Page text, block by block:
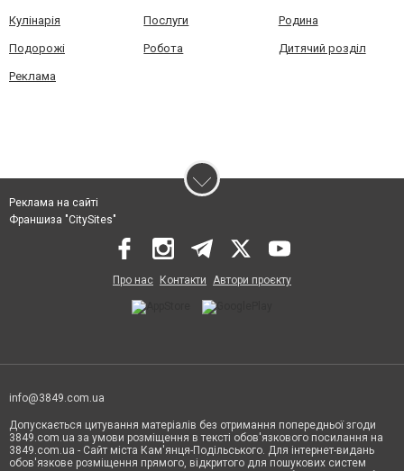
Кулінарія Послуги Родина
Подорожі Робота Дитячий розділ
Реклама
Реклама на сайті
Франшиза "CitySites"
Про нас Контакти Автори проєкту
info@3849.com.ua
Допускається цитування матеріалів без отримання попередньої згоди
3849.com.ua за умови розміщення в тексті обов'язкового посилання на
3849.com.ua - Сайт міста Кам'янця-Подільського. Для інтернет-видань
обов'язкове розміщення прямого, відкритого для пошукових систем